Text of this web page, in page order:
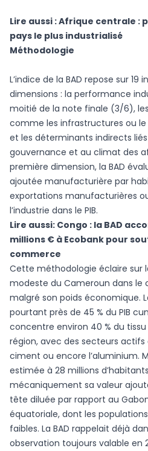
Lire aussi :Afrique centrale :
pays le plus industrialisé
Méthodologie
L’indice de la BAD repose sur
dimensions : la performance
moitié de la note finale (3/6),
comme les infrastructures ou
et les déterminants indirects
gouvernance et au climat des
première dimension, la BAD
ajoutée manufacturière par
exportations manufacturières
l’industrie dans le PIB.
Lire aussi: Congo : la BAD
millions € à Ecobank pour
commerce
Cette méthodologie éclaire sur
modeste du Cameroun dans le
malgré son poids économique.
pourtant près de 45 % du PIB
concentre environ 40 % du
région, avec des secteurs actifs
ciment ou encore l’aluminium.
estimée à 28 millions
mécaniquement sa valeur
tête diluée par rapport au
équatoriale, dont les
faibles. La BAD rappelait déjà
observation toujours valable en